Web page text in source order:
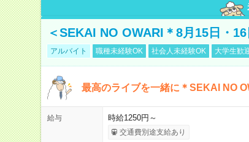
＜SEKAI NO OWARI＊8月15日・
アルバイト 職種未経験OK 社会人未経験OK 大学生歓
最高のライブを一緒に＊SEKAI NO
給与 時給1250円～
交通費別途支給あり